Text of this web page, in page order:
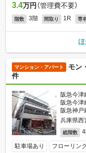
3.4万円 （管理費不要）
階数 3階 間取り 1R 専
マンション・アパート
モン
件
阪急今津
阪急今津
阪急神戸
兵庫県西
総階数
駐車場あり フローリン